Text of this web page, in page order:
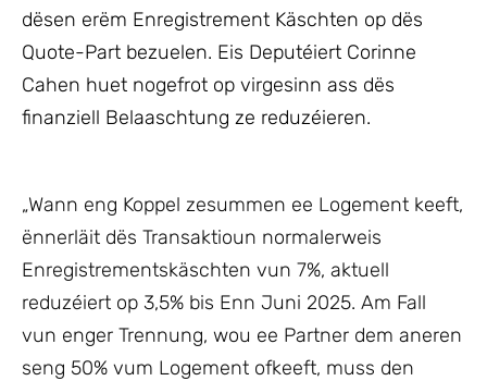
dësen erëm Enregistrement Käschten op dës
Quote-Part bezuelen. Eis Deputéiert Corinne
Cahen huet nogefrot op virgesinn ass dës
finanziell Belaaschtung ze reduzéieren.
„Wann eng Koppel zesummen ee Logement keeft,
ënnerläit dës Transaktioun normalerweis
Enregistrementskäschten vun 7%, aktuell
reduzéiert op 3,5% bis Enn Juni 2025. Am Fall
vun enger Trennung, wou ee Partner dem aneren
seng 50% vum Logement ofkeeft, muss den